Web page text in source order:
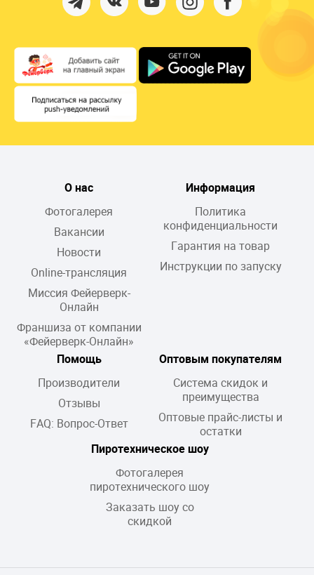
О нас
Фотогалерея
Вакансии
Новости
Online-трансляция
Миссия Фейерверк-
Онлайн
Франшиза от компании
«Фейерверк-Онлайн»
Информация
Политика
конфиденциальности
Гарантия на товар
Инструкции по запуску
Помощь
Производители
Отзывы
FAQ: Вопрос-Ответ
Оптовым покупателям
Система скидок и
преимущества
Оптовые прайс-листы и
остатки
Пиротехническое шоу
Фотогалерея
пиротехнического шоу
Заказать шоу со
скидкой